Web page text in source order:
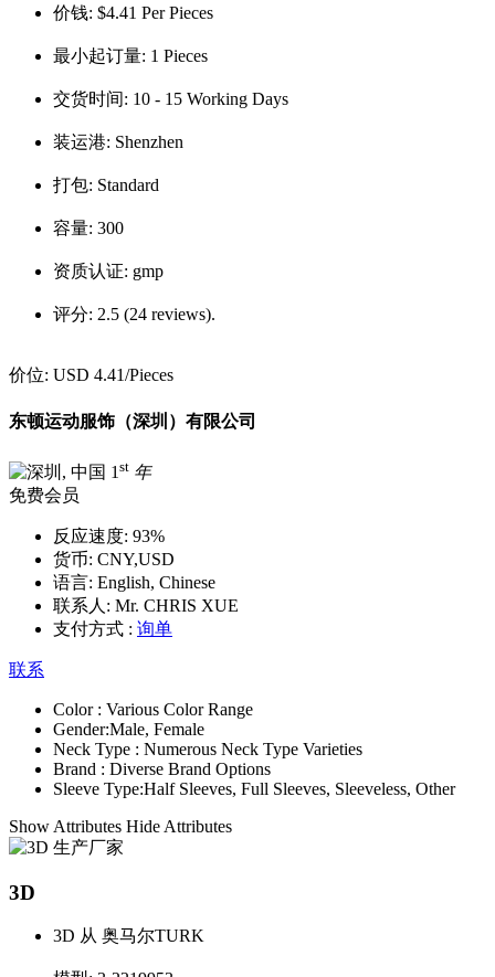
价钱: $4.41 Per Pieces
最小起订量: 1 Pieces
交货时间: 10 - 15 Working Days
装运港: Shenzhen
打包: Standard
容量: 300
资质认证: gmp
评分: 2.5 (24 reviews).
价位: USD 4.41/Pieces
东顿运动服饰（深圳）有限公司
1 st 年
免费会员
反应速度: 93%
货币: CNY,USD
语言: English, Chinese
联系人: Mr. CHRIS XUE
支付方式 : 询单
联系
Color : Various Color Range
Gender:Male, Female
Neck Type : Numerous Neck Type Varieties
Brand : Diverse Brand Options
Sleeve Type:Half Sleeves, Full Sleeves, Sleeveless, Other
Show Attributes Hide Attributes
3D
3D 从 奥马尔TURK